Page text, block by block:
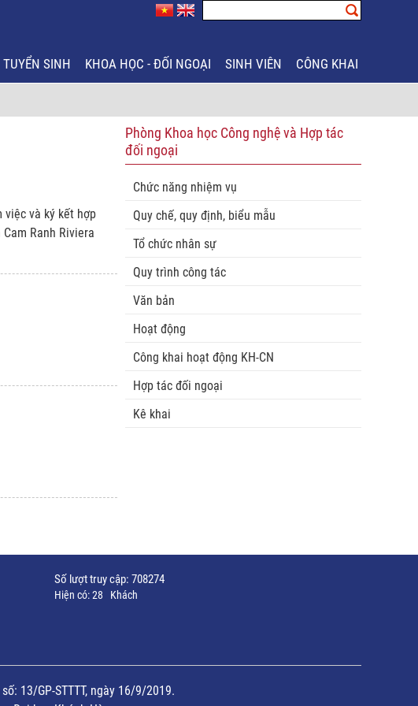
TUYỂN SINH KHOA HỌC - ĐỐI NGOẠI SINH VIÊN CÔNG KHAI
việc và ký kết hợp
Ranh Riviera
Phòng Khoa học Công nghệ và Hợp tác
đối ngoại
Chức năng nhiệm vụ
Quy chế, quy định, biểu mẫu
Tổ chức nhân sự
Quy trình công tác
Văn bản
Hoạt động
Công khai hoạt động KH-CN
Hợp tác đối ngoại
Kê khai
Số lượt truy cập: 708274
Hiện có:28 Khách
13/GP-STTTT, ngày 16/9/2019.